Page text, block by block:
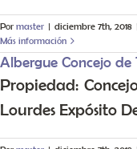
Por master | diciembre 7th, 2018
Más información
Albergue Concejo de
Propiedad:
Lourdes Expósito